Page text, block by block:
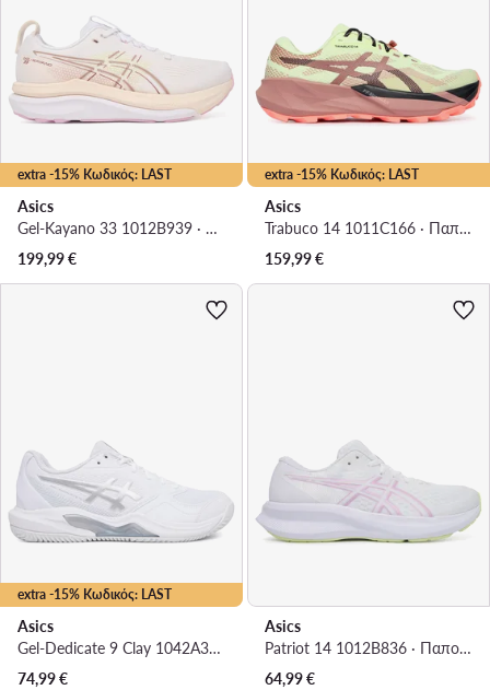
extra -15% Κωδικός: LAST
Asics
Gel-Kayano 33 1012B939 · Παπούτσια για Τρέξιμο
199,99€
extra -15% Κωδικός: LAST
Asics
Trabuco 14 1011C166 · Παπούτσια για Τρέξιμο
159,99€
extra -15% Κωδικός: LAST
Asics
Gel-Dedicate 9 Clay 1042A314 · Παπούτσια Τένις
74,99€
Asics
Patriot 14 1012B836 · Παπούτσια για Τρέξιμο
64,99€